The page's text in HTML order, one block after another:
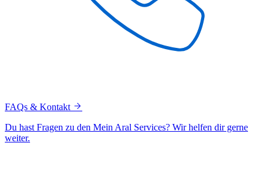
FAQs & Kontakt
Du hast Fragen zu den Mein Aral Services? Wir helfen dir gerne
weiter.